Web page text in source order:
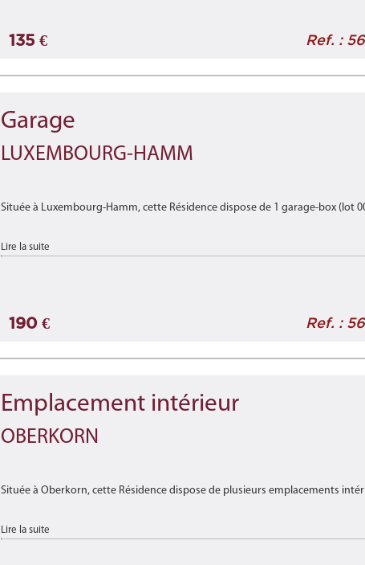
Locat ...
135 € Ref. :
Garage
LUXEMBOURG-HAMM
Située à Luxembourg-Hamm, cette Résidence dispose de 1 garage-box (lot
Disponibilité : de suite
Lire la suite
190 € Ref. :
Emplacement intérieur
OBERKORN
Située à Oberkorn, cette Résidence dispose de plusieurs emplacements
Disponibilité : immédiatement
Lire la suite